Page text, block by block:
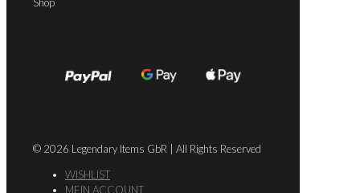
Shop
© 2026 Legendary Items GbR | All Rights Reserved
WISHLIST
MEIN ACCOUNT